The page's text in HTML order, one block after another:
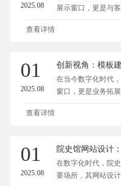
2025.08
展示窗口，更是与
技...
查看详情
01
2025.08
在当今数字化时代
窗口，更是业务拓
业...
查看详情
01
2025.08
在数字化时代，院
要场所，其网站设